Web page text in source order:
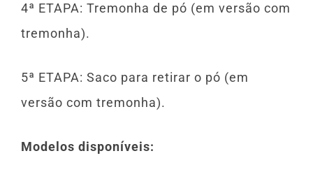
4ª ETAPA: Tremonha de pó (em versão com
tremonha).
5ª ETAPA: Saco para retirar o pó (em
versão com tremonha).
Modelos disponíveis: